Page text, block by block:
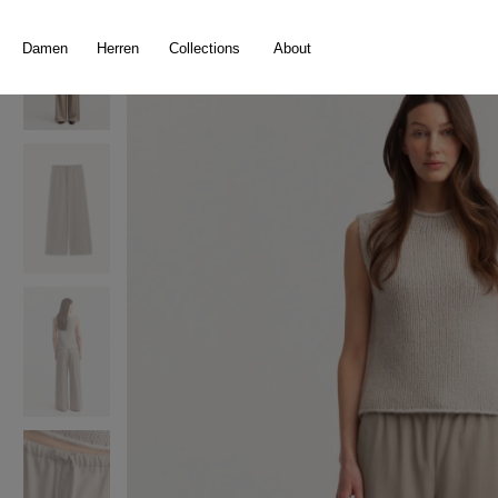
Damen Herren Collections About